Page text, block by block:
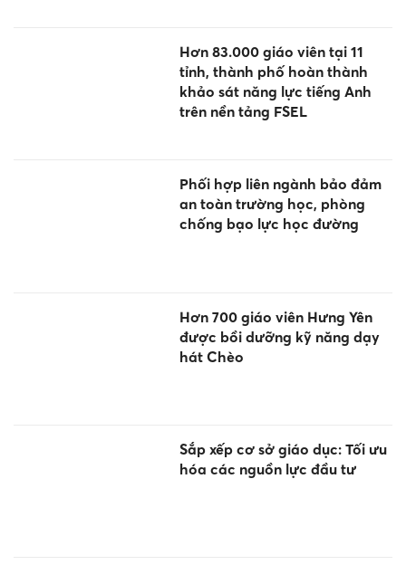
Hơn 83.000 giáo viên tại 11
tỉnh, thành phố hoàn thành
khảo sát năng lực tiếng Anh
trên nền tảng FSEL
Phối hợp liên ngành bảo đảm
an toàn trường học, phòng
chống bạo lực học đường
Hơn 700 giáo viên Hưng Yên
được bồi dưỡng kỹ năng dạy
hát Chèo
Sắp xếp cơ sở giáo dục: Tối ưu
hóa các nguồn lực đầu tư